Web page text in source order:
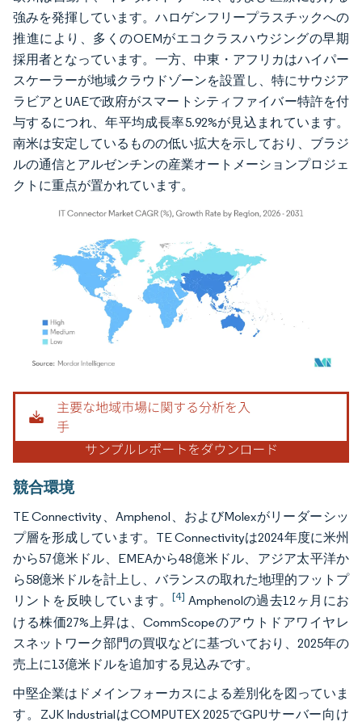
強みを発揮しています。ハロゲンフリープラスチックへの
推進により、多くのOEMがエコクラスハウジングの早期
採用者となっています。一方、中東・アフリカはハイパー
スケーラーが地域クラウドゾーンを設置し、特にサウジア
ラビアとUAEで政府がスマートシティファイバー特許を付
与するにつれ、年平均成長率5.92%が見込まれています。
南米は安定しているものの低い拡大を示しており、ブラジ
ルの通信とアルゼンチンの産業オートメーションプロジェ
クトに重点が置かれています。
画像 © Mordor Intelligence。再利用にはCC BY 4.0の表示が必要です。
競合環境
TE Connectivity、Amphenol、およびMolexがリーダーシッ
プ層を形成しています。TE Connectivityは2024年度に米州
から57億米ドル、EMEAから48億米ドル、アジア太平洋か
ら58億米ドルを計上し、バランスの取れた地理的フットプ
リントを反映しています。[4] Amphenolの過去12ヶ月にお
ける株価27%上昇は、CommScopeのアウトドアワイヤレ
スネットワーク部門の買収などに基づいており、2025年の
売上に13億米ドルを追加する見込みです。
中堅企業はドメインフォーカスによる差別化を図っていま
す。ZJK IndustrialはCOMPUTEX 2025でGPUサーバー向け